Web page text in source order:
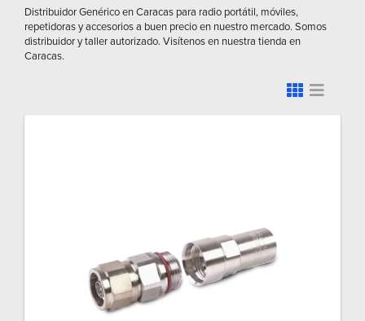
Distribuidor Genérico en Caracas para radio portátil, móviles,
repetidoras y accesorios a buen precio en nuestro mercado. Somos
distribuidor y taller autorizado. Visítenos en nuestra tienda en
Caracas.